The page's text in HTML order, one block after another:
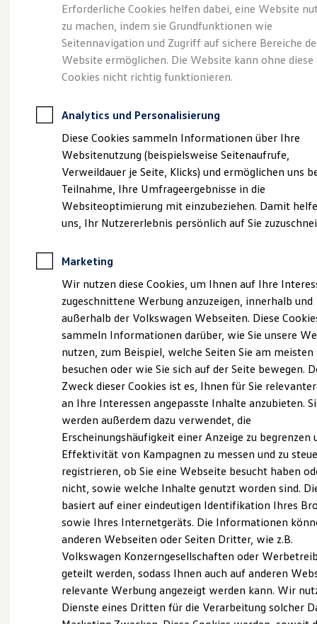
Leasing
Leasing-Angebote
Gebrauchtwagen Leasing
Junge Gebrauchtwagen-Leasing
Elektroauto Leasing
Kleinwagen-Leasing
Leasing ohne Anzahlung
Autokredit mit Schlussrate
Versicherungen und Garantien
Kfz-Versicherung
Restschuldversicherungen
Garantien
Wartungsverträge
Geschäftskunden
Professional Class bei Volkswagen
Großkunden
Behörden
Anpfiff zum Gewinn
Elektroautos
ID. Tutorials
Elektrofahrzeugkonzepte
Reichweite
Reichweite der ID. Modelle
Reichweite im Winter
Laden
Laden unterwegs
Laden Zuhause
Ladezeitensimulator
Batterie
Sicherheit
Garantie und Lebensdauer
Nachhaltigkeit
Technologie
Kosten und Kauf
Verbrauchskosten
Kaufoptionen
E-Auto-Förderung
Software und Konnektivität
Die ID. Software 6
ID. Software Versionen und Updates
Digitale Extras
Schnittstellen zu Ihrem ID.
Ihr Begleiter für Alltag
und Freizeit. Der T-
Cross.
Impressum & Rechtliches)
Probefahrt vereinbaren
Fahrzeugangebot anfordern
Servicetermin buchen
Serviceanfrage stellen
Erforderliche Cookies helfen dabei, eine Website
zu machen, indem sie Grundfunktionen wie
Seitennavigation und Zugriff auf sichere Bereiche
Website ermöglichen. Die Website kann ohne diese
Cookies nicht richtig funktionieren.
Analytics und Personalisierung
Diese Cookies sammeln Informationen über Ihre
Websitenutzung (beispielsweise Seitenaufrufe,
Verweildauer je Seite, Klicks) und ermöglichen uns
Teilnahme, Ihre Umfrageergebnisse in die
Websiteoptimierung mit einzubeziehen. Damit
uns, Ihr Nutzererlebnis persönlich auf Sie
Marketing
Wir nutzen diese Cookies, um Ihnen auf Ihre
zugeschnittene Werbung anzuzeigen, innerhalb und
außerhalb der Volkswagen Webseiten. Diese
sammeln Informationen darüber, wie Sie unsere
nutzen, zum Beispiel, welche Seiten Sie am meisten
besuchen oder wie Sie sich auf der Seite bewegen.
Zweck dieser Cookies ist es, Ihnen für Sie
an Ihre Interessen angepasste Inhalte anzubieten.
werden außerdem dazu verwendet, die
Erscheinungshäufigkeit einer Anzeige zu begrenzen
Effektivität von Kampagnen zu messen und zu
registrieren, ob Sie eine Webseite besucht haben
nicht, sowie welche Inhalte genutzt worden sind.
basiert auf einer eindeutigen Identifikation Ihres
sowie Ihres Internetgeräts. Die Informationen
anderen Webseiten oder Seiten Dritter, wie z.B.
Volkswagen Konzerngesellschaften oder
geteilt werden, sodass Ihnen auch auf anderen
relevante Werbung angezeigt werden kann. Wir
Dienste eines Dritten für die Verarbeitung solcher